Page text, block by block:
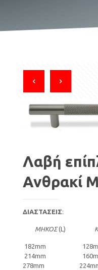
Λαβή
Ανθρακί
ΔΙΑΣΤΑΣΕΙΣ:
ΜΗΚΟΣ(L)
182mm
214mm
278mm